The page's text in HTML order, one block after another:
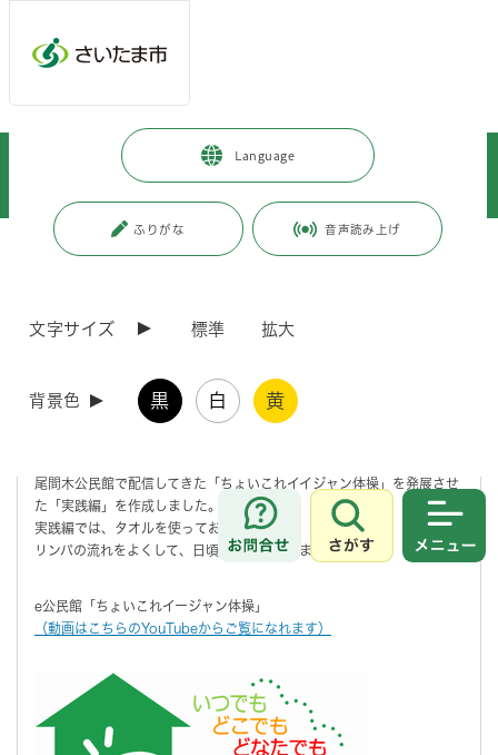
Language
ふりがな 音声読み上げ
文字サイズ 標準 拡大
背景色 黒 白 黄
お問合せ
さがす
緑区 区政情報 > 地域情報 公民館
更新日付：2025年4月17日 / ページ番号：C087716
尾間木公民館
e公民館「ちょいこれイイジャン体操（実践編）」尾間
木公民館
尾間木公民館で配信してきた「ちょいこれイイジャン体操」を発展させ
た「実践編」を作成しました。
実践編では、タオルを使っておこないます。
リンパの流れをよくして、日頃の疲れを取りましょう。
e公民館「ちょいこれイージャン体操」
（動画はこちらのYouTubeからご覧になれます）